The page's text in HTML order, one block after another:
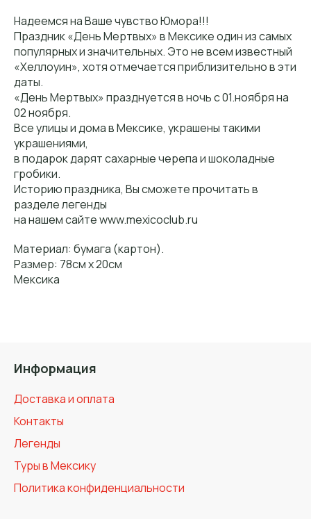
Надеемся на Ваше чувство Юмора!!!
Праздник «День Мертвых» в Мексике один из самых
популярных и значительных. Это не всем известный
«Хеллоуин», хотя отмечается приблизительно в эти
даты.
«День Мертвых» празднуется в ночь с 01.ноября на
02 ноября.
Все улицы и дома в Мексике, украшены такими
украшениями,
в подарок дарят сахарные черепа и шоколадные
гробики.
Историю праздника, Вы сможете прочитать в
разделе легенды
на нашем сайте www.mexicoclub.ru
Материал: бумага (картон).
Размер: 78см х 20см
Мексика
Информация
Доставка и оплата
Контакты
Легенды
Туры в Мексику
Политика конфиденциальности